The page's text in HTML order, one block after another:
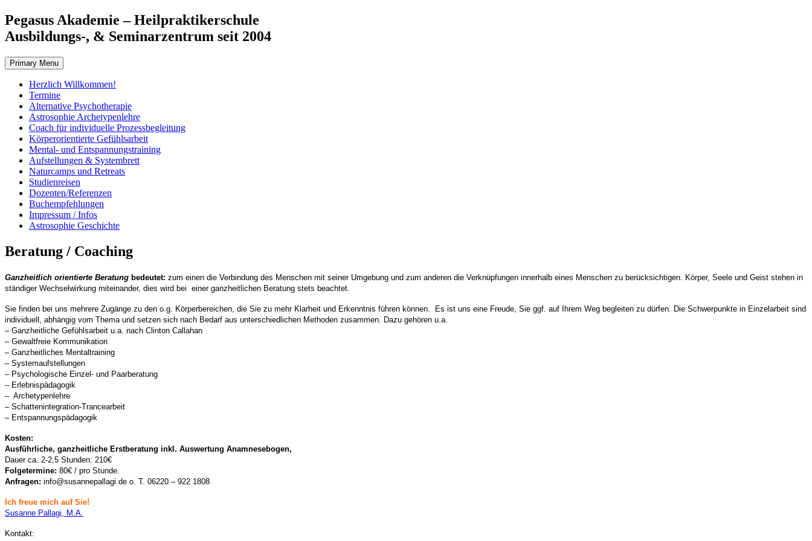
Skip
to
content
Pegasus Akademie – Heilpraktikerschule
Ausbildungs-, & Seminarzentrum seit 2004
Primary Menu
Herzlich Willkommen!
Termine
Alternative Psychotherapie
Astrosophie Archetypenlehre
Coach für individuelle Prozessbegleitung
Körperorientierte Gefühlsarbeit
Mental- und Entspannungstraining
Aufstellungen & Systembrett
Naturcamps und Retreats
Studienreisen
Dozenten/Referenzen
Buchempfehlungen
Impressum / Infos
Astrosophie Geschichte
Beratung / Coaching
Ganzheitlich orientierte Beratung bedeutet: zum einen die Verbindung des Menschen mit seiner Umgebung und zum anderen die Verknüpfungen innerhalb eines Menschen zu berücksichtigen. Körper, Seele und Geist stehen in
ständiger Wechselwirkung miteinander, dies wird bei einer ganzheitlichen Beratung stets beachtet.
Sie finden bei uns mehrere Zugänge zu den o.g. Körperbereichen, die Sie zu mehr Klarheit und Erkenntnis führen können. Es ist uns eine Freude, Sie ggf. auf Ihrem Weg begleiten zu dürfen. Die Schwerpunkte in Einzelarbeit sind
individuell, abhängig vom Thema und setzen sich nach Bedarf aus unterschiedlichen Methoden zusammen. Dazu gehören u.a.
– Ganzheitliche Gefühlsarbeit u.a. nach Clinton Callahan
– Gewaltfreie Kommunikation
– Ganzheitliches Mentaltraining
– Systemaufstellungen
– Psychologische Einzel- und Paarberatung
– Erlebnispädagogik
– Archetypenlehre
– Schattenintegration-Trancearbeit
– Entspannungspädagogik
Kosten:
Ausführliche, ganzheitliche Erstberatung inkl. Auswertung Anamnesebogen,
Dauer ca. 2-2,5 Stunden: 210€
Folgetermine: 80€ / pro Stunde.
Anfragen: info@susannepallagi.de o. T. 06220 – 922 1808
Ich freue mich auf Sie!
Susanne Pallagi, M.A.
Kontakt: